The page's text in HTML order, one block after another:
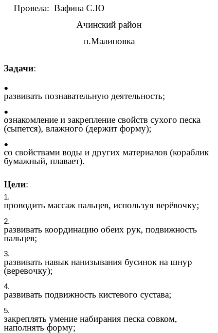
Провела: Вафина С.Ю
Ачинский район
п.Малиновка
Задачи:
развивать познавательную деятельность;
ознакомление и закрепление свойств сухого песка
(сыпется), влажного (держит форму);
со свойствами воды и других материалов (кораблик
бумажный, плавает).
Цели:
проводить массаж пальцев, используя верёвочку;
развивать координацию обеих рук, подвижность
пальцев;
развивать навык нанизывания бусинок на шнур
(веревочку);
развивать подвижность кистевого сустава;
закреплять умение набирания песка совком,
наполнять форму;